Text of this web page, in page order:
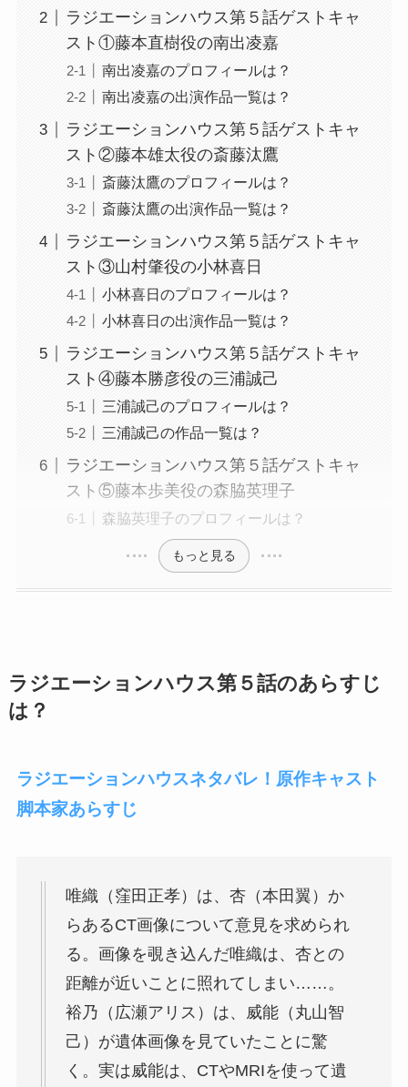
ラジエーションハウス第５話ゲストキャ
スト①藤本直樹役の南出凌嘉
南出凌嘉のプロフィールは？
南出凌嘉の出演作品一覧は？
ラジエーションハウス第５話ゲストキャ
スト②藤本雄太役の斎藤汰鷹
斎藤汰鷹のプロフィールは？
斎藤汰鷹の出演作品一覧は？
ラジエーションハウス第５話ゲストキャ
スト③山村肇役の小林喜日
小林喜日のプロフィールは？
小林喜日の出演作品一覧は？
ラジエーションハウス第５話ゲストキャ
スト④藤本勝彦役の三浦誠己
三浦誠己のプロフィールは？
三浦誠己の作品一覧は？
ラジエーションハウス第５話ゲストキャ
スト⑤藤本歩美役の森脇英理子
森脇英理子のプロフィールは？
もっと見る
ラジエーションハウス第５話のあらすじ
は？
ラジエーションハウスネタバレ！原作キャスト
脚本家あらすじ
唯織（窪田正孝）は、杏（本田翼）か
らあるCT画像について意見を求められ
る。画像を覗き込んだ唯織は、杏との
距離が近いことに照れてしまい……。
裕乃（広瀬アリス）は、威能（丸山智
己）が遺体画像を見ていたことに驚
く。実は威能は、CTやMRIを使って遺